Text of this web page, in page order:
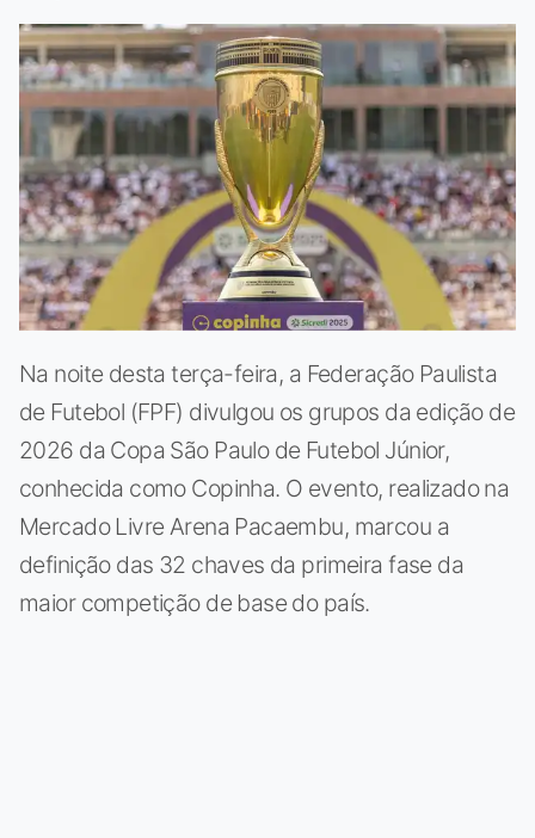
Na noite desta terça-feira, a Federação Paulista
de Futebol (FPF) divulgou os grupos da edição de
2026 da Copa São Paulo de Futebol Júnior,
conhecida como Copinha. O evento, realizado na
Mercado Livre Arena Pacaembu, marcou a
definição das 32 chaves da primeira fase da
maior competição de base do país.